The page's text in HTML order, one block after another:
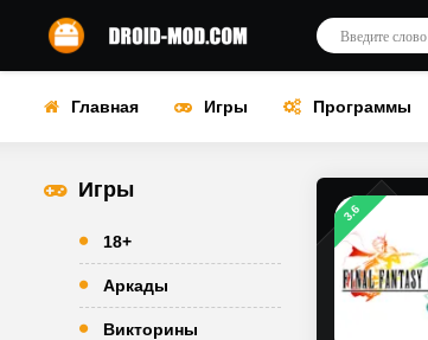
Главная Игры Программы
Игры
18+
Аркады
Викторины
3.6